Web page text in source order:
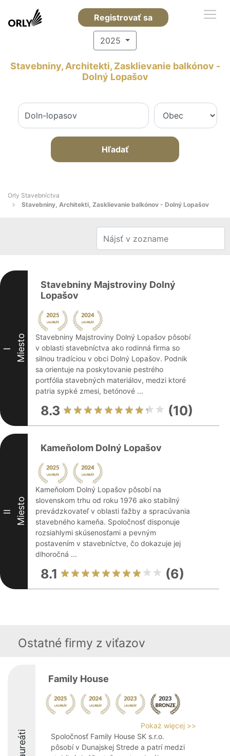
Registrovať sa
2025
Stavebniny, Architekti, Zasklievanie balkónov -
Dolný Lopašov
Hľadať
Orly Stavebníctva
Stavebniny, Architekti, Zasklievanie balkónov - Dolný Lopašov
I Miesto
Stavebniny Majstroviny Dolný
Lopašov
Stavebniny Majstroviny Dolný Lopašov pôsobí
v oblasti stavebníctva ako rodinná firma so
silnou tradíciou v obci Dolný Lopašov. Podnik
sa orientuje na poskytovanie pestrého
portfólia stavebných materiálov, medzi ktoré
patria sypké zmesi, betónové ...
8.3 (10)
II Miesto
Kameňolom Dolný Lopašov
Kameňolom Dolný Lopašov pôsobí na
slovenskom trhu od roku 1976 ako stabilný
prevádzkovateľ v oblasti ťažby a spracúvania
stavebného kameňa. Spoločnosť disponuje
rozsiahlymi skúsenosťami a pevným
postavením v stavebníctve, čo dokazuje jej
dlhoročná ...
8.1 (6)
Ostatné firmy z viťazov
Laureáti
Family House
Pokaż więcej >>
Spoločnosť Family House SK s.r.o.
pôsobí v Dunajskej Strede a patrí medzi